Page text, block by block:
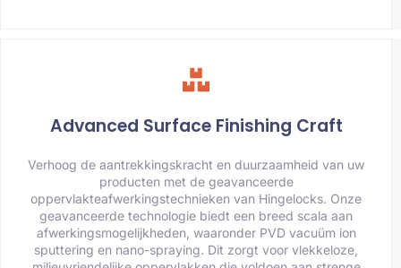
Advanced Surface Finishing Craft
Verhoog de aantrekkingskracht en duurzaamheid van uw
producten met de geavanceerde
oppervlakteafwerkingstechnieken van Hingelocks. Onze
geavanceerde technologie biedt een breed scala aan
afwerkingsmogelijkheden, waaronder PVD vacuüm ion
sputtering en nano-spraying. Dit zorgt voor vlekkeloze,